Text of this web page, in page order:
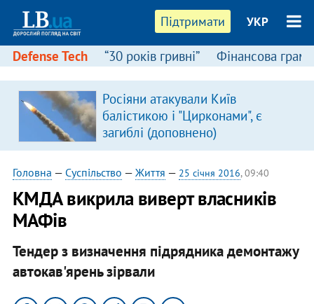
Підтримати УКР
Defense Tech “30 років гривні” Фінансова
Росіяни атакували Київ
балістикою і "Цирконами", є
загиблі (доповнено)
Головна — Суспільство — Життя — 25 січня 2016, 09:40
КМДА викрила виверт власників
МАФів
Тендер з визначення підрядника демонтажу
автокав'ярень зірвали